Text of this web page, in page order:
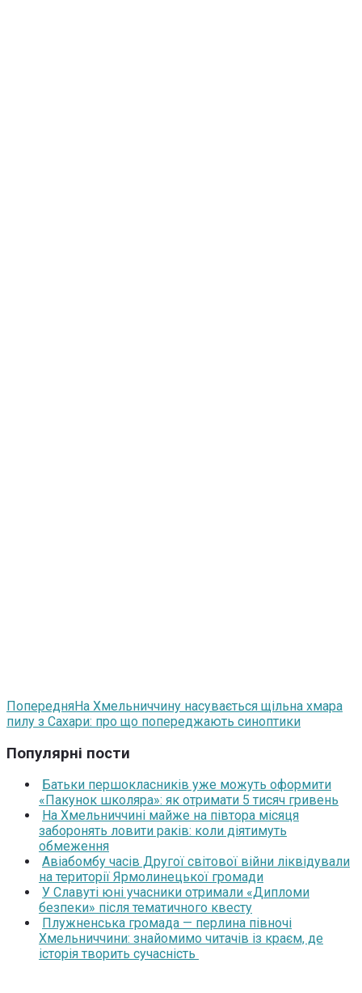
ПопередняНа Хмельниччину насувається щільна хмара
пилу з Сахари: про що попереджають синоптики
Популярні пости
Батьки першокласників уже можуть оформити
«Пакунок школяра»: як отримати 5 тисяч гривень
На Хмельниччині майже на півтора місяця
заборонять ловити раків: коли діятимуть
обмеження
Авіабомбу часів Другої світової війни ліквідували
на території Ярмолинецької громади
У Славуті юні учасники отримали «Дипломи
безпеки» після тематичного квесту
Плужненська громада — перлина півночі
Хмельниччини: знайомимо читачів із краєм, де
історія творить сучасність